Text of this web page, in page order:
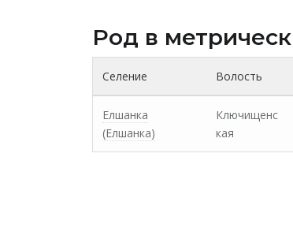
Род в
Селение Волость
Елшанка
(Елшанка)
Ключищенс
кая